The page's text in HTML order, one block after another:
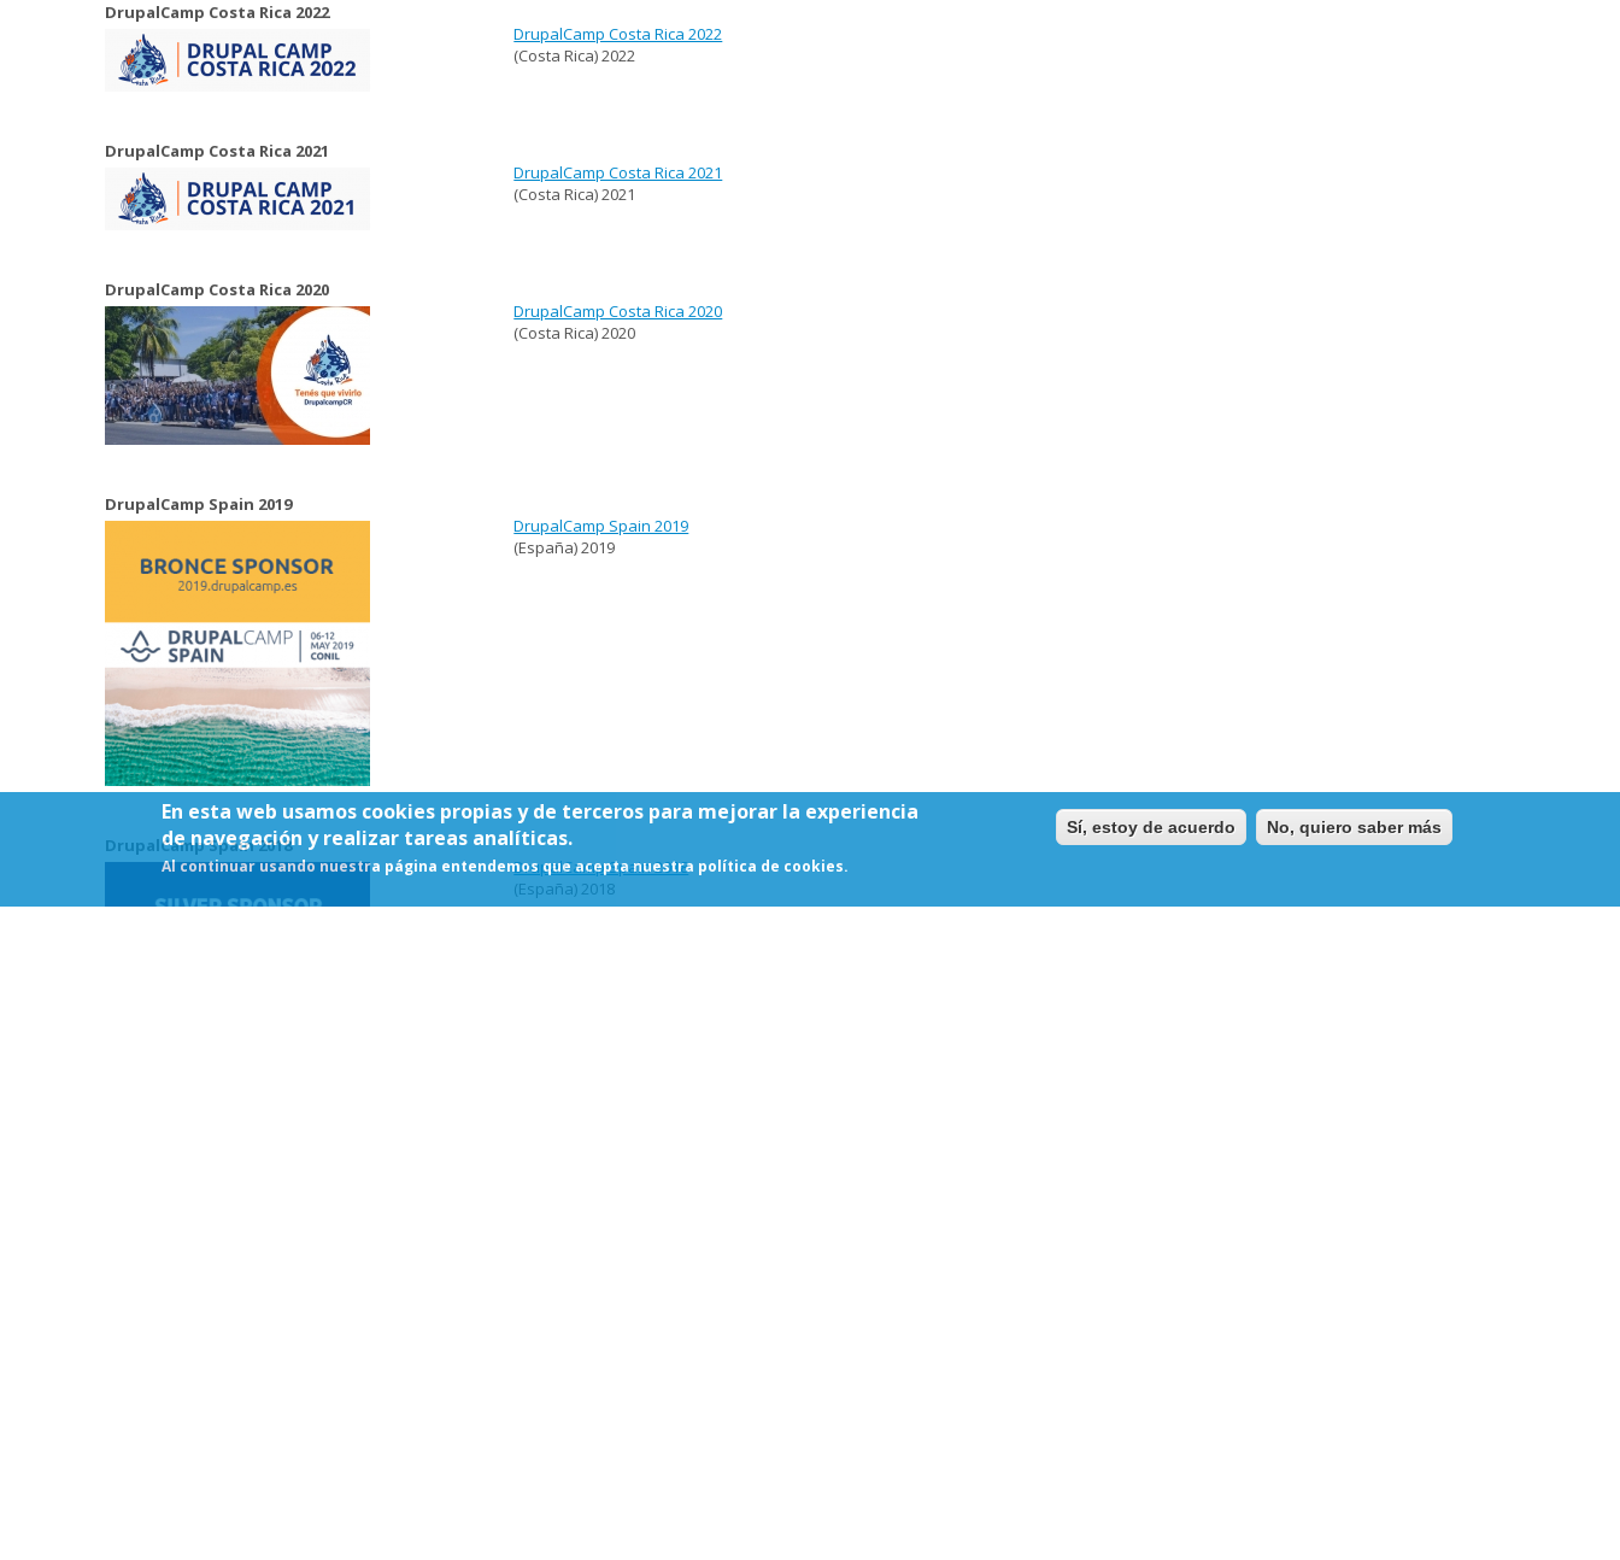
DrupalCamp Costa Rica 2022
DrupalCamp Costa Rica 2022
(Costa Rica)2022
DrupalCamp Costa Rica 2021
DrupalCamp Costa Rica 2021
(Costa Rica)2021
DrupalCamp Costa Rica 2020
DrupalCamp Costa Rica 2020
(Costa Rica)2020
DrupalCamp Spain 2019
DrupalCamp Spain 2019
(España)2019
DrupalCamp Spain 2018
DrupalCamp Spain 2018
(España) 2018
En esta web usamos cookies propias y de terceros para mejorar la experiencia
de navegación y realizar tareas analíticas.
Al continuar usando nuestra página entendemos que acepta nuestra política de cookies.
Sí, estoy de acuerdo No, quiero saber más